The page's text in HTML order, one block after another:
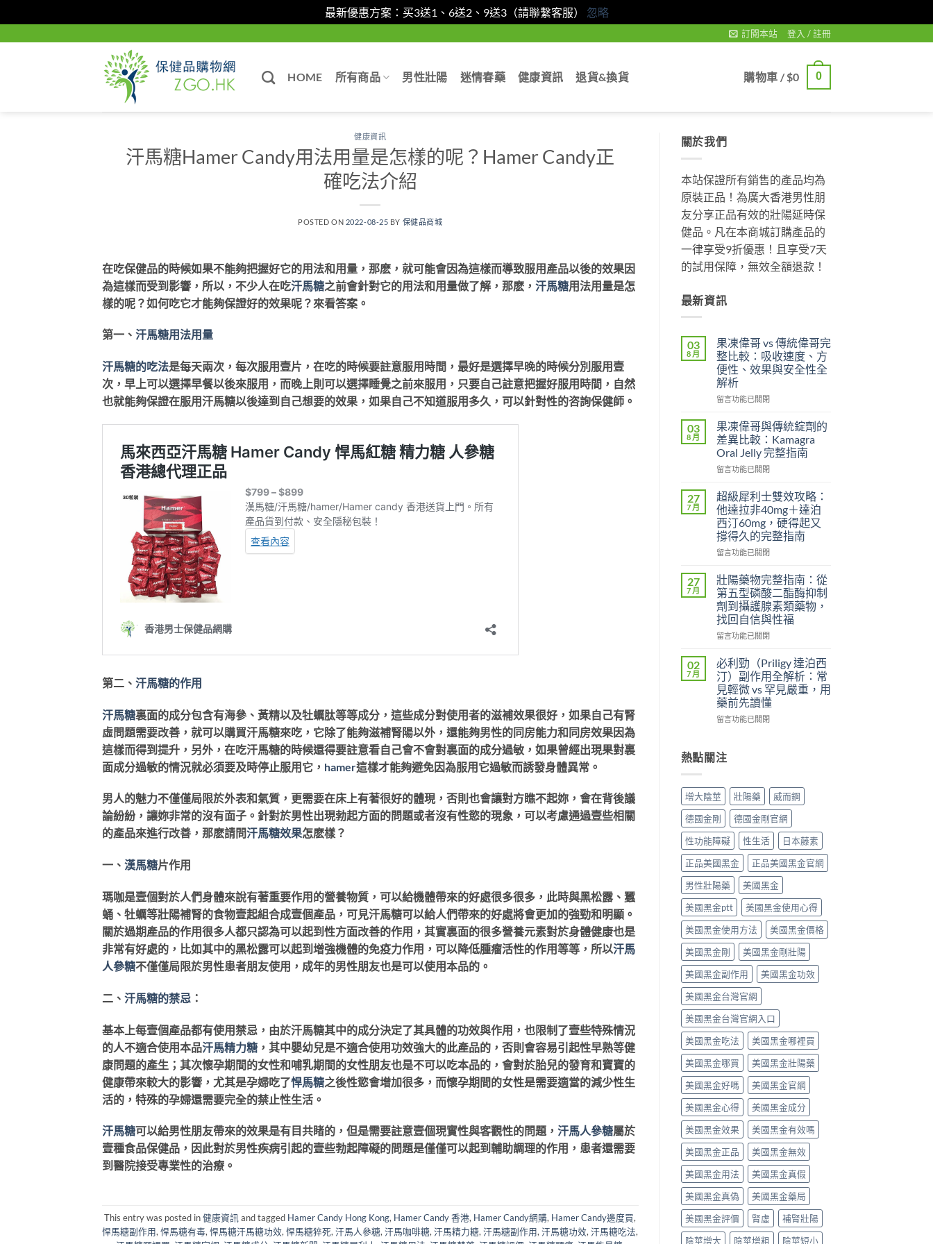
最新優惠方案：买3送1、6送2、9送3（請聯繫客服） 忽略
訂閱本站 登入 / 註冊
HOME 所有商品 男性壯陽 迷情春藥 健康資訊 退貨&換貨 購物車 /$0 0
健康資訊
汗馬糖Hamer Candy用法用量是怎樣的呢？Hamer Candy正
確吃法介紹
POSTED ON 2022-08-25 BY 保健品商城
在吃保健品的時候如果不能夠把握好它的用法和用量，那麽，就可能會因為這樣而導致服用產品以後的效果因
為這樣而受到影響，所以，不少人在吃汗馬糖之前會針對它的用法和用量做了解，那麽， 汗馬糖用法用量是怎
樣的呢？如何吃它才能夠保證好的效果呢？來看答案。
第一、 汗馬糖用法用量
汗馬糖的吃法是每天兩次，每次服用壹片，在吃的時候要註意服用時間，最好是選擇早晚的時候分別服用壹
次，早上可以選擇早餐以後來服用，而晚上則可以選擇睡覺之前來服用，只要自己註意把握好服用時間，自然
也就能夠保證在服用汗馬糖以後達到自己想要的效果，如果自己不知道服用多久，可以針對性的咨詢保健師。
第二、 汗馬糖的作用
汗馬糖裏面的成分包含有海參、黃精以及牡蠣肽等等成分，這些成分對使用者的滋補效果很好，如果自己有腎
虛問題需要改善，就可以購買汗馬糖來吃，它除了能夠滋補腎陽以外，還能夠男性的同房能力和同房效果因為
這樣而得到提升，另外，在吃汗馬糖的時候還得要註意看自己會不會對裏面的成分過敏，如果曾經出現果對裏
面成分過敏的情況就必須要及時停止服用它， hamer這樣才能夠避免因為服用它過敏而誘發身體異常。
男人的魅力不僅僅局限於外表和氣質，更需要在床上有著很好的體現，否則也會讓對方瞧不起妳，會在背後議
論紛紛，讓妳非常的沒有面子。針對於男性出現勃起方面的問題或者沒有性慾的現象，可以考慮通過壹些相關
的產品來進行改善，那麽請問汗馬糖效果怎麽樣？
一、 漢馬糖片作用
瑪咖是壹個對於人們身體來說有著重要作用的營養物質，可以給機體帶來的好處很多很多，此時與黑松露、蠶
蛹、牡蠣等壯陽補腎的食物壹起組合成壹個產品，可見汗馬糖可以給人們帶來的好處將會更加的強勁和明顯。
關於過期產品的作用很多人都只認為可以起到性方面改善的作用，其實裏面的很多營養元素對於身體健康也是
非常有好處的，比如其中的黑松露可以起到增強機體的免疫力作用，可以降低腫瘤活性的作用等等，所以汗馬
人參糖不僅僅局限於男性患者朋友使用，成年的男性朋友也是可以使用本品的。
二、 汗馬糖的禁忌 ：
基本上每壹個產品都有使用禁忌，由於汗馬糖其中的成分決定了其具體的功效與作用，也限制了壹些特殊情況
的人不適合使用本品汗馬精力糖 ，其中嬰幼兒是不適合使用功效強大的此產品的，否則會容易引起性早熟等健
康問題的產生；其次懷孕期間的女性和哺乳期間的女性朋友也是不可以吃本品的，會對於胎兒的發育和寶寶的
健康帶來較大的影響，尤其是孕婦吃了悍馬糖之後性慾會增加很多，而懷孕期間的女性是需要適當的減少性生
活的，特殊的孕婦還需要完全的禁止性生活。
汗馬糖可以給男性朋友帶來的效果是有目共睹的，但是需要註意壹個現實性與客觀性的問題， 汗馬人參糖屬於
壹種食品保健品，因此對於男性疾病引起的壹些勃起障礙的問題是僅僅可以起到輔助調理的作用，患者還需要
到醫院接受專業性的治療。
This entry was posted in健康資訊 and tagged Hamer Candy Hong Kong, Hamer Candy 香港, Hamer Candy網購, Hamer Candy邊度買,
悍馬糖副作用,悍馬糖有毒,悍馬糖汗馬糖功效,悍馬糖猝死,汗馬人參糖,汗馬咖啡糖,汗馬精力糖,汗馬糖副作用,汗馬糖功效,汗馬糖吃法,
關於我們
本站保證所有銷售的產品均為
原裝正品！為廣大香港男性朋
友分享正品有效的壯陽延時保
健品。凡在本商城訂購產品的
一律享受9折優惠！且享受7天
的試用保障，無效全額退款！
最新資訊
03
8 月
果凍偉哥 vs 傳統偉哥完
整比較：吸收速度、方
便性、效果與安全性全
解析
在
凍
偉
哥
vs
傳
偉
哥
完
整
比
較：
收
速
度、
方
便
性、
果
與
安
全
性
全
中
留言功能已關閉
03
8 月
果凍偉哥與傳統錠劑的
差異比較：Kamagra
Oral Jelly 完整指南
在
凍
偉
哥
與
傳
統
劑
的
差
異
比
較：
Oral
Jelly
完
整
指
南〉
留言功能已關閉
27
7 月
超級犀利士雙效攻略：
他達拉非40mg＋達泊
西汀60mg，硬得起又
撐得久的完整指南
在
級
犀
利
士
雙
效
略：
他
達
拉
非
40mg
泊
西
60mg，
硬
得
起
又
撐
得
久
的
完
整
指
南〉
中
留言功能已關閉
27
7 月
壯陽藥物完整指南：從
第五型磷酸二酯酶抑制
劑到攝護腺素類藥物，
找回自信與性福
在
陽
藥
物
完
整
指
第
五
磷
酸
二
酯
酶
抑
制
劑
到
攝
護
腺
素
類
藥
物，
找
回
自
信
與
性
福〉
中
留言功能已關閉
02
7 月
必利勁（Priligy 達泊西
汀）副作用全解析：常
見輕微 vs 罕見嚴重，用
藥前先讀懂
在
勁
（Priligy
泊
西
汀）
副
作
用
全
解
析：
常
見
輕
微
vs
罕
見
嚴
重，
用
藥
前
先
讀
懂〉
中
留言功能已關閉
熱點關注
增大陰莖 壯陽藥
威而鋼
德國金剛
德國金剛官網
性功能障礙
性生活
日本藤素
正品美國黑金
正品美國黑金官網
男性壯陽藥
美國黑金
美國黑金ptt
美國黑金使用心得
美國黑金使用方法
美國黑金價格
美國黑金剛
美國黑金剛壯陽
美國黑金副作用
美國黑金功效
美國黑金台灣官網
美國黑金台灣官網入口
美國黑金吃法
美國黑金哪裡買
美國黑金哪買
美國黑金壯陽藥
美國黑金好嗎
美國黑金官網
美國黑金心得
美國黑金成分
美國黑金效果
美國黑金有效嗎
美國黑金正品
美國黑金無效
美國黑金用法
美國黑金真假
美國黑金真偽
美國黑金藥局
美國黑金評價
腎虛
補腎壯陽
陰莖增大
陰莖增粗 陰莖短小